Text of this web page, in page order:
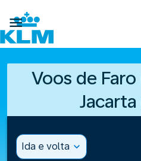

Voos de Faro
Jacarta
Ida e volta expand_more